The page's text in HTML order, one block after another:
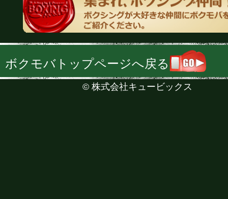
ボクモバトップページへ戻る
© 株式会社キュービックス